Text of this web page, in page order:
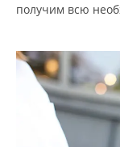
получим всю